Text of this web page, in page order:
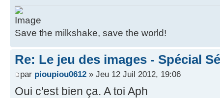
Save the milkshake, save the world!
Re: Le jeu des images - Spécial
par pioupiou0612 » Jeu 12 Juil 2012, 19:06
Oui c'est bien ça. A toi Aph